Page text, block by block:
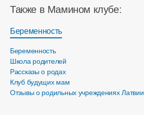
Также в Мамином клубе:
Беременность
Беременность
Школа родителей
Рассказы о родах
Клуб будущих мам
Отзывы о родильных учреждениях Латвии